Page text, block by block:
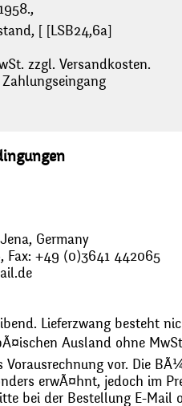
[ [LSB24,6a]
zzgl. Versandkosten.
Zahlungseingang
Germany
Fax: +49 (0)3641 442065
Lieferzwang besteht
Ausland ohne
Vorausrechnung vor. Die
erwÃ¤hnt, jedoch im
bei der Bestellung E-Mail